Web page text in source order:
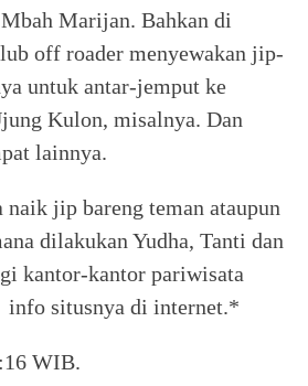
Marijan. Bahkan di
off roader menyewakan jip-
untuk antar-jemput ke
Kulon, misalnya. Dan
lainnya.
jip bareng teman ataupun
dilakukan Yudha, Tanti dan
kantor-kantor pariwisata
situsnya di internet.*
WIB.